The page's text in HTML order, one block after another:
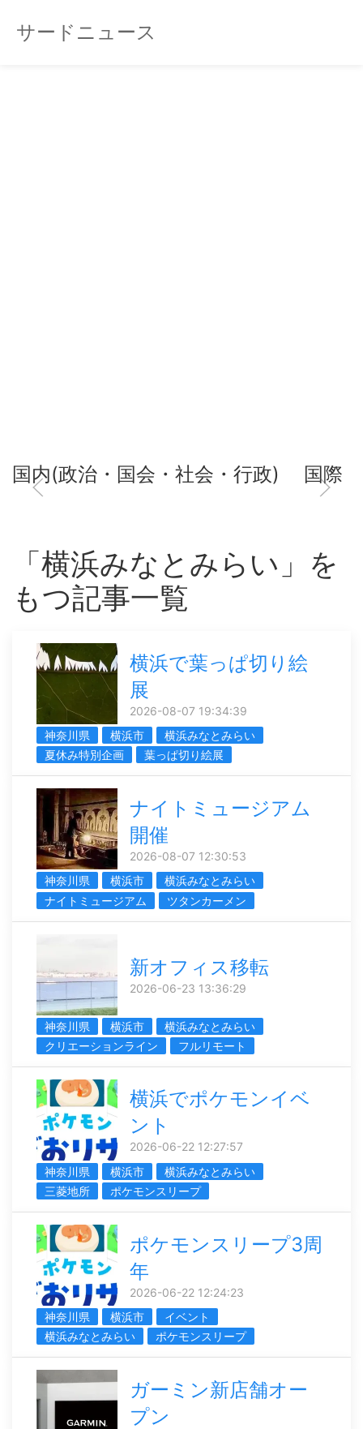
サードニュース
国内(政治・国会・社会・行政) 国際
「横浜みなとみらい」を
もつ記事一覧
横浜で葉っぱ切り絵
展
2026-08-07 19:34:39
神奈川県
横浜市
横浜みなとみらい
夏休み特別企画
葉っぱ切り絵展
ナイトミュージアム
開催
2026-08-07 12:30:53
神奈川県
横浜市
横浜みなとみらい
ナイトミュージアム
ツタンカーメン
新オフィス移転
2026-06-23 13:36:29
神奈川県 横浜市
横浜みなとみらい
クリエーションライン
フルリモート
横浜でポケモンイベ
ント
2026-06-22 12:27:57
神奈川県
横浜市
横浜みなとみらい
三菱地所
ポケモンスリープ
ポケモンスリープ3周
年
2026-06-22 12:24:23
神奈川県
横浜市
イベント
横浜みなとみらい
ポケモンスリープ
ガーミン新店舗オー
プン